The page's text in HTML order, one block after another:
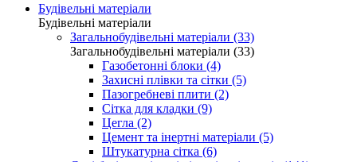
Будівельні матеріали
Будівельні матеріали
Загальнобудівельні матеріали (33)
Загальнобудівельні матеріали (33)
Газобетонні блоки (4)
Захисні плівки та сітки (5)
Пазогребневі плити (2)
Сітка для кладки (9)
Цегла (2)
Цемент та інертні матеріали (5)
Штукатурна сітка (6)